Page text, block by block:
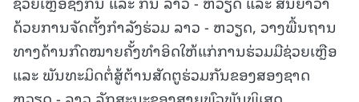
ດ້ວຍການຈັດຕັ້ງກໍາລັງຮ່ວມ ລາວ - ຫວຽດ, ວາງພື້ນຖານ
ທາງດ້ານກົດໝາຍຄັ້ງທໍາອິດໃຫ້ແກ່ການຮ່ວມມືຊ່ວຍເຫຼືອ
ແລະ ພັນທະມິດຕໍ່ສູ້ຕ້ານສັດຕູຮ່ວມກັນຂອງສອງຊາດ